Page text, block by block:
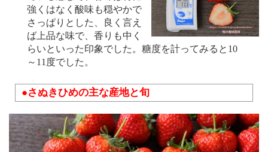
強くはなく酸味も穏やかで
さっぱりとした、良く言え
ば上品な味で、香りも中く
らいといった印象でした。糖度を計ってみると10
～11度でした。
●さぬきひめの主な産地と旬